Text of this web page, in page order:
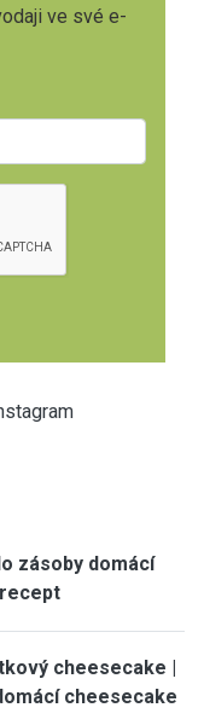
ve své e-
zásoby domácí
cheesecake |
cheesecake